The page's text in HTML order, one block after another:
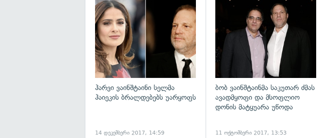
გადახედვა
ჰარვი ვაინშტაინი სელმა
ჰაიეკის ბრალდებებს უარყოფს
14 დეკემბერი 2017, 14:59
ბობ ვაინშტაინმა საკუთარ ძმას
ავადმყოფი და მსოფლიო
დონის მატყუარა უწოდა
11 ოქტომბერი 2017, 13:53